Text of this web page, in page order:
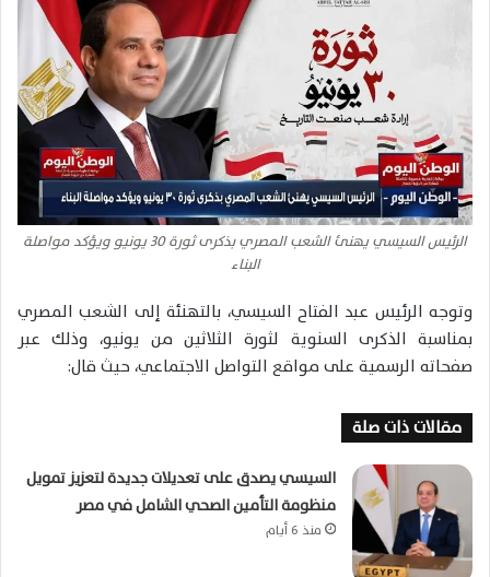
الرئيس السيسي يهنئ الشعب المصري بذكرى ثورة 30 يونيو ويؤكد مواصلة
البناء
وتوجه الرئيس عبد الفتاح السيسي، بالتهنئة إلى الشعب المصري
بمناسبة الذكرى السنوية لثورة الثلاثين من يونيو، وذلك عبر
صفحاته الرسمية على مواقع التواصل الاجتماعي، حيث قال:
مقالات ذات صلة
السيسي يصدق على تعديلات جديدة لتعزيز تمويل
منظومة التأمين الصحي الشامل في مصر
منذ 6 أيام